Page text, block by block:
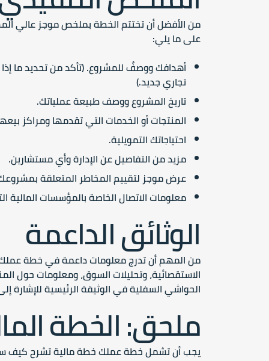
من الأفضل أن تختتم الخطة بملخص موجز عالي
على ما يلي:
أهدافك ووصفٌ للمشروع. (تأكد من تحديد ما
تجاري جديد.)
تاريخ المشروع ووصف طبيعة عملياتك.
المنتجات أو الخدمات التي تقدمها ومراكز
احتياجاتك التمويلية.
مزيد من التفاصيل عن الإدارة وأي مستشارين.
عرض موجز لتقييم المخاطر المتعلقة
معلومات الاتصال الخاصة بالمؤسسات المالية
الوثائق الداعمة
من المهم أن تدرج معلومات داعمة في خطة
الاستقصائية، وتحليلات السوق، ومعلومات حول
الحواشي السفلية في الوثيقة الرئيسية للإشارة
ملحق: الخطة
يجب أن تشمل خطة عملك خطة مالية تشرح كيف